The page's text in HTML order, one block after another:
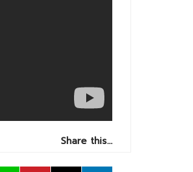
Share this…